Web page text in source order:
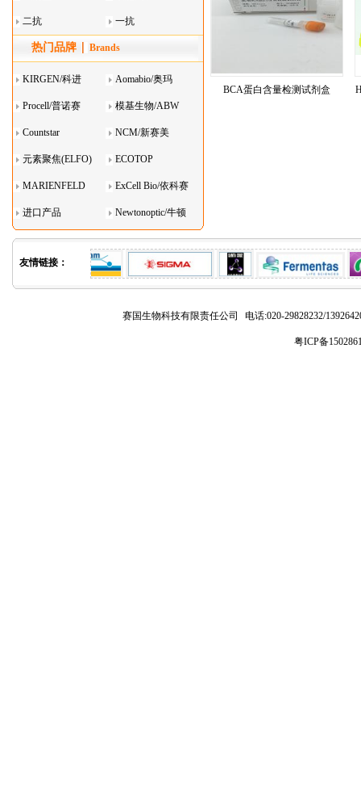
二抗 一抗
热门品牌 Brands
KIRGEN/科进 Aomabio/奥玛
Procell/普诺赛 模基生物/ABW
Countstar NCM/新赛美
元素聚焦(ELFO) ECOTOP
MARIENFELD ExCell Bio/依科赛
进口产品 Newtonoptic/牛顿
光学
BCA蛋白含量检测试剂盒
友情链接：
赛国生物科技有限责任公司 电话:020-29828232/
粤ICP备